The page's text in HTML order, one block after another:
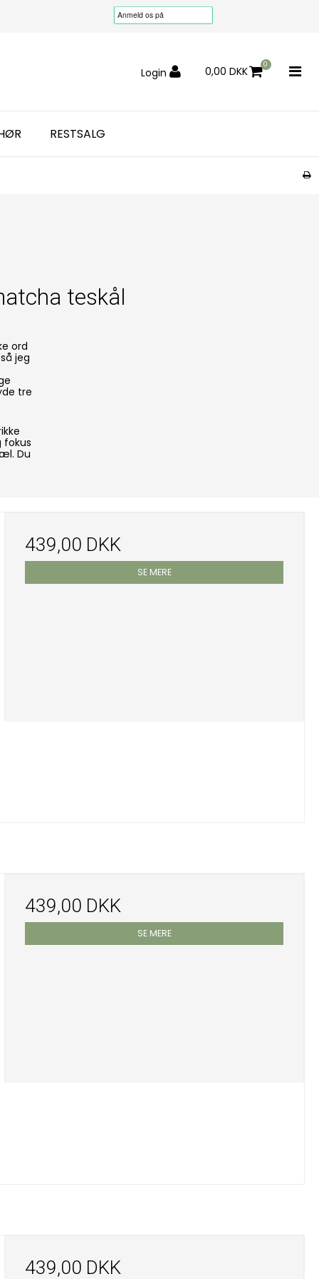
Login 0,00 DKK 0
RESTSALG
teskål
ord
jeg
tre
fokus
Du
439,00 DKK
SE MERE
439,00 DKK
SE MERE
439,00 DKK